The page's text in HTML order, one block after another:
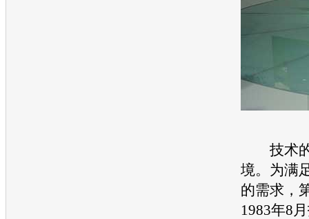
技术的
境。为满
的需求，
1983年8